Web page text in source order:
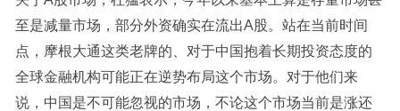
至是减量市场，部分外资确实在流出A股。站在当前时间
点，摩根大通这类老牌的、对于中国抱着长期投资态度的
全球金融机构可能正在逆势布局这个市场。对于他们来
说，中国是不可能忽视的市场，不论这个市场当前是涨还